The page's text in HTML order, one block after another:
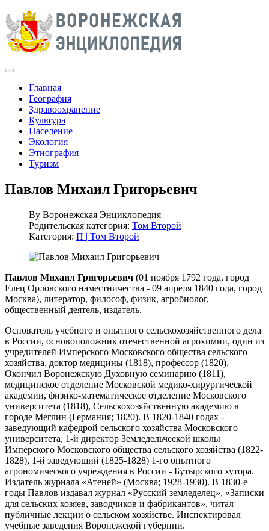
Главная
География
Здравоохранение
Культура
Население
Экология
Этнография
Туризм
Павлов Михаил Григорьевич
By Воронежская Энциклопедия
Родительская категория: Том Второй
Категория: П | Том Второй
Павлов Михаил Григорьевич (01 ноября 1792 года, город
Елец Орловского наместничества - 09 апреля 1840 года, город
Москва), литератор, философ, физик, агробиолог,
общественный деятель, издатель.
Основатель учебного и опытного сельскохозяйственного дела
в России, основоположник отечественной агрохимии, один из
учредителей Имперского Московского общества сельского
хозяйства, доктор медицины (1818), профессор (1820).
Окончил Воронежскую Духовную семинарию (1811),
медицинское отделение Московской медико-хирургической
академии, физико-математическое отделение Московского
университета (1818), Сельскохозяйственную академию в
городе Меглин (Германия; 1820). В 1820-1840 годах -
заведующий кафедрой сельского хозяйства Московского
университета, 1-й директор Земледельческой школы
Имперского Московского общества сельского хозяйства (1822-
1828), 1-й заведующий (1825-1828) 1-го опытного
агрономического учреждения в России - Бутырского хутора.
Издатель журнала «Атеней» (Москва; 1928-1930). В 1830-е
годы Павлов издавал журнал «Русский земледелец», «Записки
для сельских хозяев, заводчиков и фабрикантов», читал
публичные лекции о сельском хозяйстве. Инспектировал
учебные заведения Воронежской губернии.